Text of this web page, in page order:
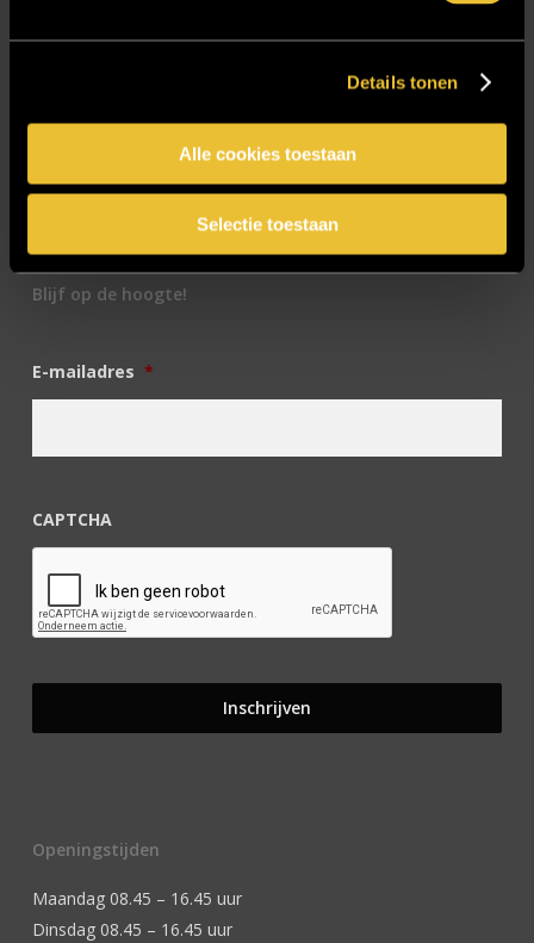
Details tonen
Alle cookies toestaan
Selectie toestaan
TV lift
Vacature Allround monteur interieurbouwer
Blijf op de hoogte!
E-mailadres *
CAPTCHA
Openingstijden
Maandag 08.45 – 16.45 uur
Dinsdag 08.45 – 16.45 uur